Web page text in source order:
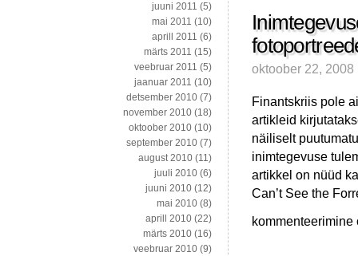
oktoober 22, 2008
Finantskriis pole
artikleid
näiliselt
inimtegevuse
artikkel on nüüd
Can’t See the
Inimtegevusest
juuni 2011 (5)
mai 2011 (10)
aprill 2011 (6)
märts 2011 (15)
veebruar 2011 (5)
jaanuar 2011 (10)
detsember 2010 (7)
november 2010 (18)
oktoober 2010 (10)
september 2010 (7)
august 2010 (11)
juuli 2010 (6)
juuni 2010 (12)
mai 2010 (8)
aprill 2010 (22)
märts 2010 (16)
veebruar 2010 (9)